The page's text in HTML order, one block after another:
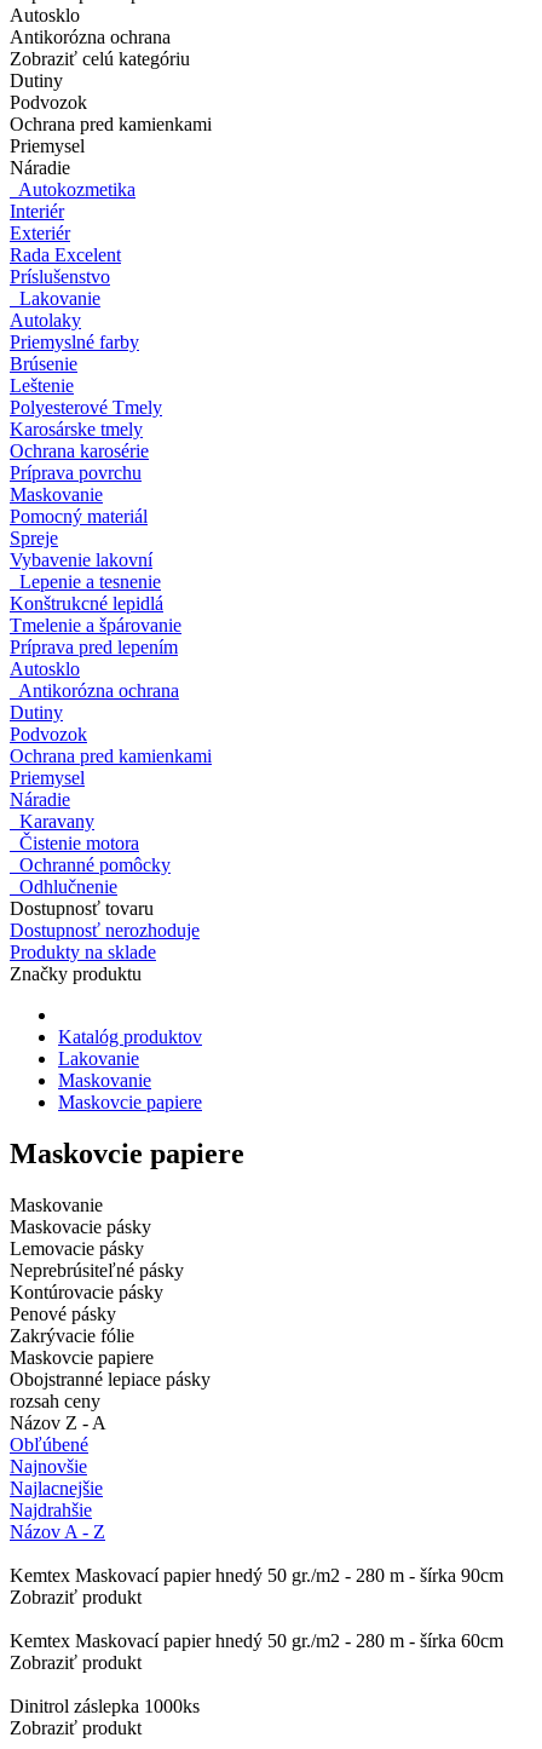
Autosklo
Antikorózna ochrana
Zobraziť celú kategóriu
Dutiny
Podvozok
Ochrana pred kamienkami
Priemysel
Náradie
Autokozmetika
Interiér
Exteriér
Rada Excelent
Príslušenstvo
Lakovanie
Autolaky
Priemyslné farby
Brúsenie
Leštenie
Polyesterové Tmely
Karosárske tmely
Ochrana karosérie
Príprava povrchu
Maskovanie
Pomocný materiál
Spreje
Vybavenie lakovní
Lepenie a tesnenie
Konštrukcné lepidlá
Tmelenie a špárovanie
Príprava pred lepením
Autosklo
Antikorózna ochrana
Dutiny
Podvozok
Ochrana pred kamienkami
Priemysel
Náradie
Karavany
Čistenie motora
Ochranné pomôcky
Odhlučnenie
Dostupnosť tovaru
Dostupnosť nerozhoduje
Produkty na sklade
Značky produktu
Katalóg produktov
Lakovanie
Maskovanie
Maskovcie papiere
Maskovcie papiere
Maskovanie
Maskovacie pásky
Lemovacie pásky
Neprebrúsiteľné pásky
Kontúrovacie pásky
Penové pásky
Zakrývacie fólie
Maskovcie papiere
Obojstranné lepiace pásky
rozsah ceny
Názov Z - A
Obľúbené
Najnovšie
Najlacnejšie
Najdrahšie
Názov A - Z
Kemtex Maskovací papier hnedý 50 gr./m2 - 280 m - šírka 90cm
Zobraziť produkt
Kemtex Maskovací papier hnedý 50 gr./m2 - 280 m - šírka 60cm
Zobraziť produkt
Dinitrol záslepka 1000ks
Zobraziť produkt